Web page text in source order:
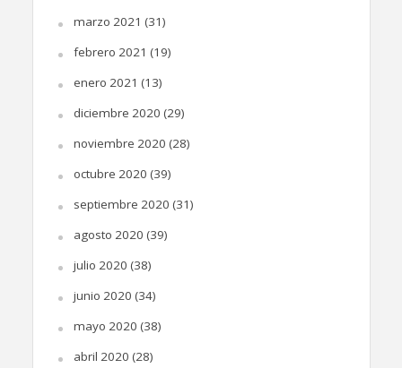
marzo 2021 (31)
febrero 2021 (19)
enero 2021 (13)
diciembre 2020 (29)
noviembre 2020 (28)
octubre 2020 (39)
septiembre 2020 (31)
agosto 2020 (39)
julio 2020 (38)
junio 2020 (34)
mayo 2020 (38)
abril 2020 (28)